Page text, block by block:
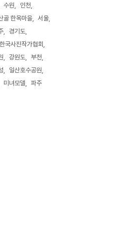
수원
인천
골 한옥마을
서울
경기도
한국사진작가협회
강원도
부천
일산호수공원
미녀모델 파주